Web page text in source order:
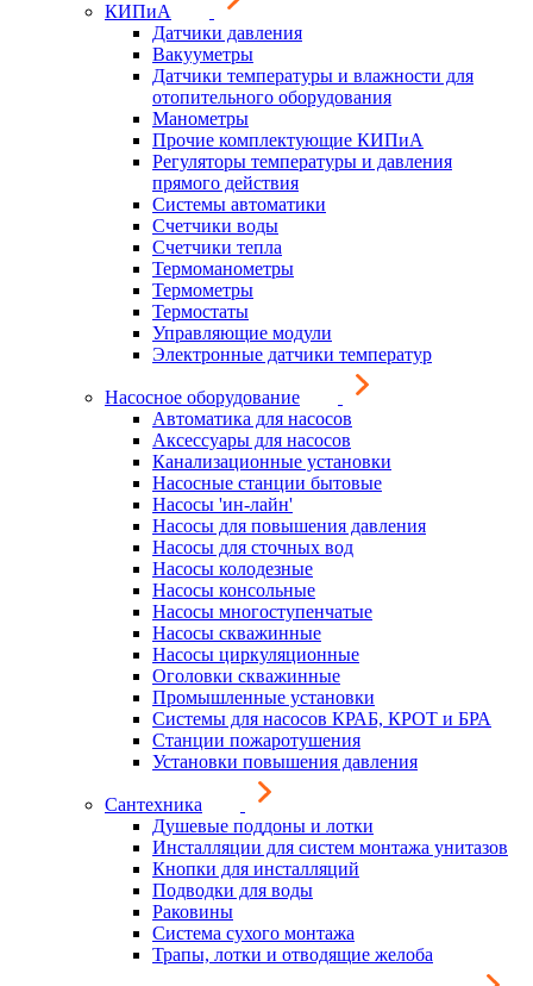
КИПиА
Датчики давления
Вакууметры
Датчики температуры и влажности для
отопительного оборудования
Манометры
Прочие комплектующие КИПиА
Регуляторы температуры и давления
прямого действия
Системы автоматики
Счетчики воды
Счетчики тепла
Термоманометры
Термометры
Термостаты
Управляющие модули
Электронные датчики температур
Насосное оборудование
Автоматика для насосов
Аксессуары для насосов
Канализационные установки
Насосные станции бытовые
Насосы 'ин-лайн'
Насосы для повышения давления
Насосы для сточных вод
Насосы колодезные
Насосы консольные
Насосы многоступенчатые
Насосы скважинные
Насосы циркуляционные
Оголовки скважинные
Промышленные установки
Системы для насосов КРАБ, КРОТ и БРА
Станции пожаротушения
Установки повышения давления
Сантехника
Душевые поддоны и лотки
Инсталляции для систем монтажа унитазов
Кнопки для инсталляций
Подводки для воды
Раковины
Система сухого монтажа
Трапы, лотки и отводящие желоба